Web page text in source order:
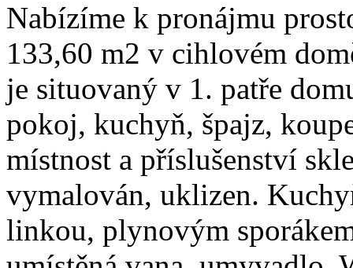
Nabízíme k pronájmu
133,60 m2 v cihlovém
je situovaný v 1. patře
pokoj, kuchyň, špajz,
místnost a příslušenství
vymalován, uklizen.
linkou, plynovým